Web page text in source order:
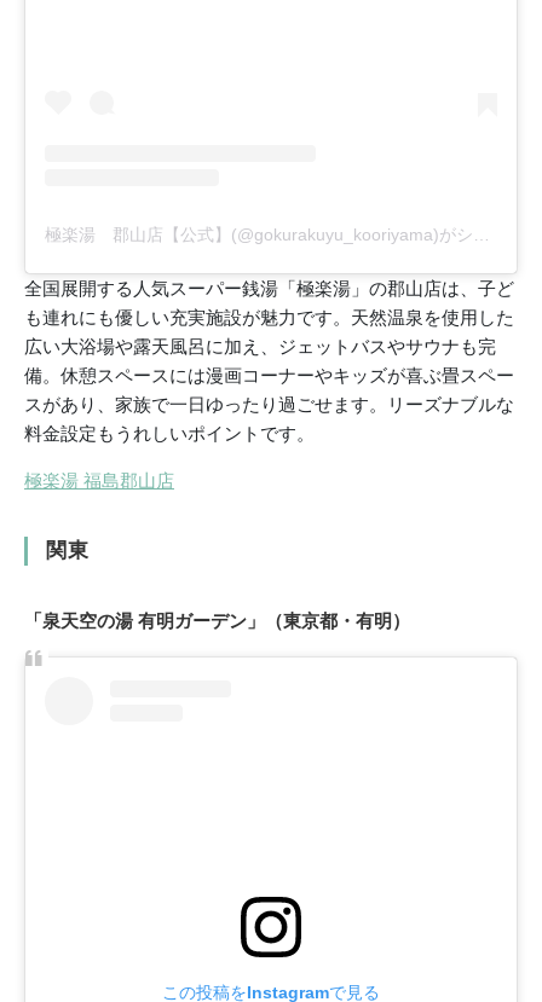
全国展開する人気スーパー銭湯「極楽湯」の郡山店は、子ど
も連れにも優しい充実施設が魅力です。天然温泉を使用した
広い大浴場や露天風呂に加え、ジェットバスやサウナも完
備。休憩スペースには漫画コーナーやキッズが喜ぶ畳スペー
スがあり、家族で一日ゆったり過ごせます。リーズナブルな
料金設定もうれしいポイントです。
極楽湯 福島郡山店
関東
「泉天空の湯 有明ガーデン」（東京都・有明）
この投稿をInstagramで見る